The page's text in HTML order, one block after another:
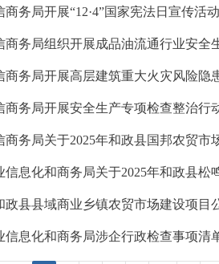
商务局开展“12·4”国家宪法日宣传活动
商务局组织开展成品油流通行业安全
商务局开展高层建筑重大火灾风险隐
商务局开展安全生产专项检查整治行
商务局关于2025年和政县国邦农贸市
政县县域商业乡镇农贸市场建设项目
信息化和商务局涉企行政检查事项清